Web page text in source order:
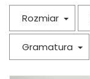
Rozmiar
Gramatura